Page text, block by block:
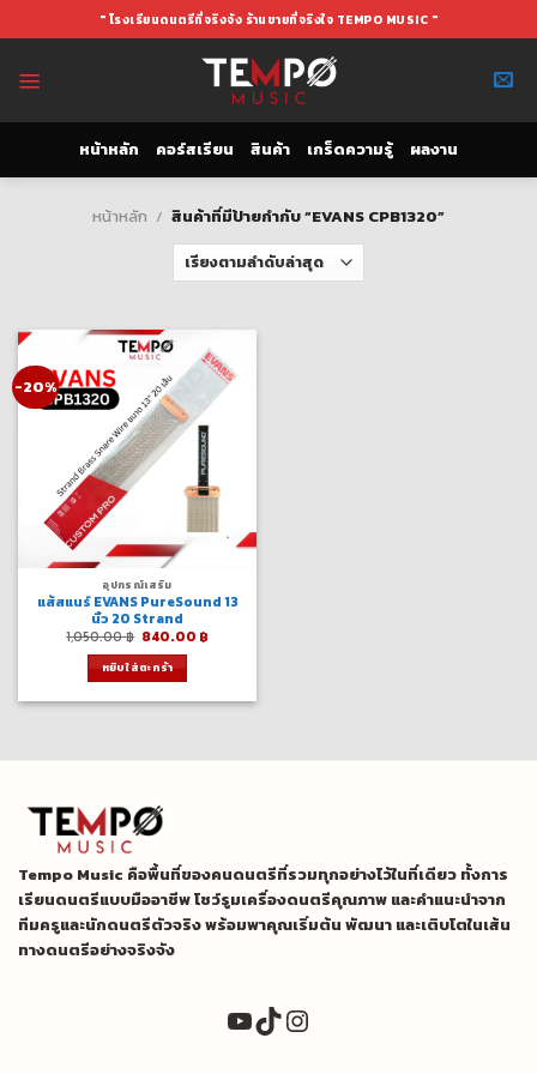
to
" โรงเรียนดนตรีที่จริงจัง ร้านขายที่จริงใจ TEMPO MUSIC "
หน้าหลัก คอร์สเรียน สินค้า เกร็ดความรู้ ผลงาน
หน้าหลัก / สินค้าที่มีป้ายกำกับ “EVANS CPB1320”
-20%
อุปกรณ์เสริม
แส้สแนร์ EVANS PureSound 13
นิ้ว 20 Strand
1,050.00฿ Original
was:
1,050.00 ฿.
840.00 ฿Current
หยิบใส่ตะกร้า
Tempo Music คือพื้นที่ของคนดนตรีที่รวมทุกอย่างไว้ในที่เดียว ทั้งการ
เรียนดนตรีแบบมืออาชีพ โชว์รูมเครื่องดนตรีคุณภาพ และคำแนะนำจาก
ทีมครูและนักดนตรีตัวจริง พร้อมพาคุณเริ่มต้น พัฒนา และเติบโตในเส้น
ทางดนตรีอย่างจริงจัง
YouTube
TikTok
Instagram